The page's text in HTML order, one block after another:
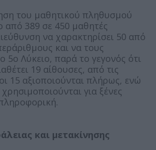
του μαθητικού πληθυσμού
από 389 σε 450 μαθητές
να χαρακτηρίσει 50 από
και να τους
5ο Λύκειο, παρά το γεγονός ότι
19 αίθουσες, από τις
15 αξιοποιούνται πλήρως, ενώ
για ξένες
και μετακίνησης